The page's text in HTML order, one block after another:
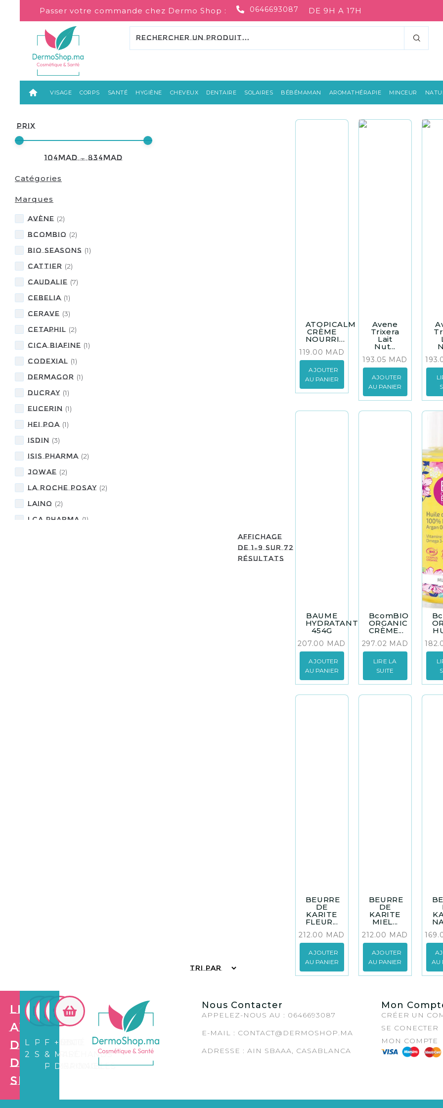
Passer votre commande chez Dermo Shop : 0646693087 DE 9H A 17H
VISAGE CORPS SANTÉ HYGIÈNE CHEVEUX DENTAIRE SOLAIRES BÉBÉMAMAN AROMATHÉRAPIE MINCEUR
Prix
104MAD—834MAD
Catégories
Marques
Avène (2)
BcomBIO (2)
Bio Seasons (1)
CATTIER (2)
CAUDALIE (7)
CEBELIA (1)
CeraVe (3)
CETAPHIL (2)
CICA BIAFINE (1)
CODEXIAL (1)
DERMAGOR (1)
DUCRAY (1)
Eucerin (1)
HEI POA (1)
ISDIN (3)
Isis Pharma (2)
JOWAE (2)
LA ROCHE POSAY (2)
LAINO (2)
LCA PHARMA (1)
Affichage
de 1–9 sur 72
résultats
ATOPICALM
CRÈME
NOURRI...
119.00 MAD
AJOUTER
AU PANIER
Avene
Trixera
Lait
Nut...
193.05 MAD
AJOUTER
AU PANIER
BAUME
HYDRATANT
454G
207.00 MAD
AJOUTER
AU PANIER
BcomBIO
ORGANIC
CRÈME...
297.02 MAD
LIRE LA
SUITE
BEURRE
DE
KARITE
FLEUR...
212.00 MAD
AJOUTER
AU PANIER
BEURRE
DE
KARITE
MIEL...
212.00 MAD
AJOUTER
AU PANIER
AU
Les
avantages
de
Dermo
Shop
LIVRAISON
24/72H
PAIEMENT
SÉCURISÉ
FIDÉLITÉ
&
PARRAINAGE
+3.500
MARCHANDS
DISPONIBLES
Nous Contacter
APPELEZ-NOUS AU : 0646693087
E-MAIL : CONTACT@DERMOSHOP.MA
ADRESSE : AIN SBAAA, CASABLANCA
Mon
CRÉER UN
SE CONECTER
MON COMPTE